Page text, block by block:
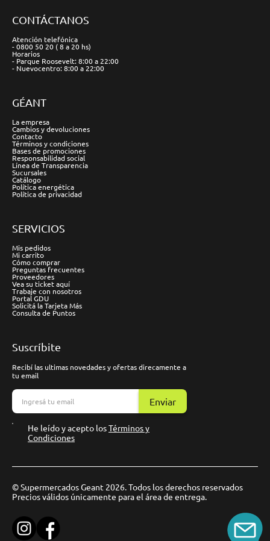
CONTÁCTANOS
Atención telefónica
- 0800 50 20 ( 8 a 20 hs)
Horarios
- Parque Roosevelt: 8:00 a 22:00
- Nuevocentro: 8:00 a 22:00
GÉANT
La empresa
Cambios y devoluciones
Contacto
Términos y condiciones
Bases de promociones
Responsabilidad social
Línea de Transparencia
Sucursales
Catálogo
Política energética
Política de privacidad
SERVICIOS
Mis pedidos
Mi carrito
Cómo comprar
Preguntas frecuentes
Proveedores
Vea su ticket aquí
Trabaje con nosotros
Portal GDU
Solicitá la Tarjeta Más
Consulta de Puntos
Suscríbite
Recibí las ultimas novedades y ofertas direcamente a
tu email
Enviar
He leído y acepto losTérminos y
Condiciones
© Supermercados Geant 2026. Todos los derechos reservados
Precios válidos únicamente para el área de entrega.